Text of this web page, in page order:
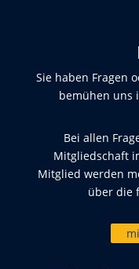
Sie haben Fragen
bemühen uns
Bei allen
Mitgliedschaft
Mitglied werden
über die